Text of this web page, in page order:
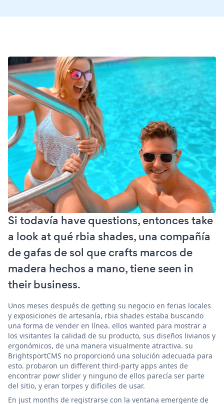
Si todavía have questions, entonces take
a look at qué rbia shades, una compañía
de gafas de sol que crafts marcos de
madera hechos a mano, tiene seen in
their business.
Unos meses después de getting su negocio en ferias locales
y exposiciones de artesanía, rbia shades estaba buscando
una forma de vender en línea. ellos wanted para mostrar a
los visitantes la calidad de su producto, sus diseños livianos y
ergonómicos, de una manera visualmente atractiva. su
BrightsportCMS no proporcionó una solución adecuada para
esto. probaron un different third-party apps antes de
encontrar powr slider y ninguno de ellos parecía ser parte
del sitio, y eran torpes y difíciles de usar.
En just months de registrarse con la ventana emergente de